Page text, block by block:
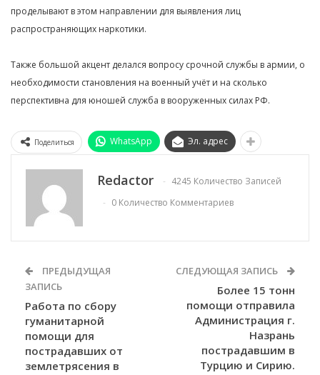
проделывают в этом направлении для выявления лиц
распространяющих наркотики.
Также большой акцент делался вопросу срочной службы в армии, о
необходимости становления на военный учёт и на сколько
перспективна для юношей служба в вооруженных силах РФ.
Поделиться WhatsApp Эл. адрес
Redactor
4245 Количество Записей
0 Количество Комментариев
ПРЕДЫДУЩАЯ
ЗАПИСЬ
Работа по сбору
гуманитарной
помощи для
пострадавших от
землетрясения в
СЛЕДУЮЩАЯ ЗАПИСЬ
Более 15 тонн
помощи отправила
Администрация г.
Назрань
пострадавшим в
Турцию и Сирию.